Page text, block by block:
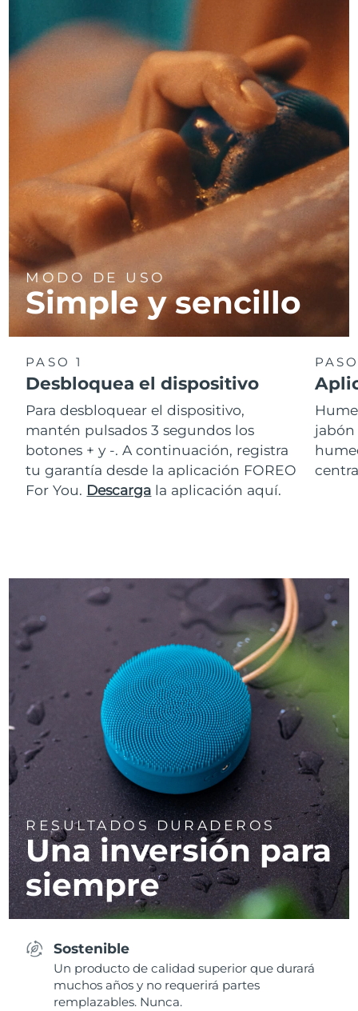
MODO DE USO
Simple y sencillo
PASO 1
Desbloquea el dispositivo
Para desbloquear el dispositivo,
mantén pulsados 3 segundos los
botones + y -. A continuación, registra
tu garantía desde la aplicación FOREO
For You. Descarga la aplicación aquí.
RESULTADOS DURADEROS
Una inversión para
siempre
Sostenible
Un producto de calidad superior que durará
muchos años y no requerirá partes
remplazables. Nunca.